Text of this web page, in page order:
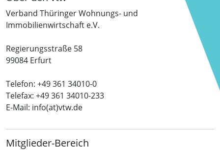
Verband Thüringer Wohnungs- und
Immobilienwirtschaft e.V.
Regierungsstraße 58
99084 Erfurt
Telefon: +49 361 34010-0
Telefax: +49 361 34010-233
E-Mail: info(at)vtw.de
Mitglieder-Bereich